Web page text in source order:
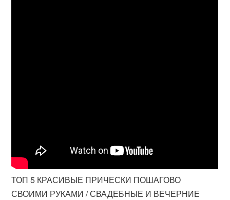
ТОП 5 КРАСИВЫЕ ПРИЧЕСКИ ПОШАГОВО
СВОИМИ РУКАМИ / СВАДЕБНЫЕ И ВЕЧЕРНИЕ